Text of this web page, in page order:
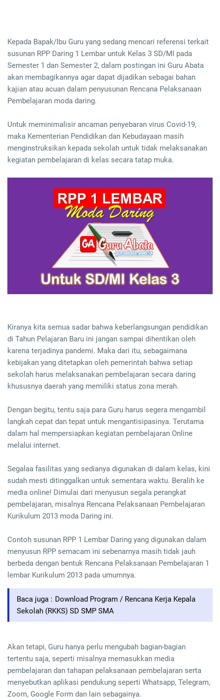
Kepada Bapak/Ibu Guru yang sedang mencari referensi terkait
susunan RPP Daring 1 Lembar untuk Kelas 3 SD/MI pada
Semester 1 dan Semester 2, dalam postingan ini Guru Abata
akan membagikannya agar dapat dijadikan sebagai bahan
kajian atau acuan dalam penyusunan Rencana Pelaksanaan
Pembelajaran moda daring.
Untuk meminimalisir ancaman penyebaran virus Covid-19,
maka Kementerian Pendidikan dan Kebudayaan masih
menginstruksikan kepada sekolah untuk tidak melaksanakan
kegiatan pembelajaran di kelas secara tatap muka.
Kiranya kita semua sadar bahwa keberlangsungan pendidikan
di Tahun Pelajaran Baru ini jangan sampai dihentikan oleh
karena terjadinya pandemi. Maka dari itu, sebagaimana
kebijakan yang ditetapkan oleh pemerintah bahwa setiap
sekolah harus melaksanakan pembelajaran secara daring
khususnya daerah yang memiliki status zona merah.
Dengan begitu, tentu saja para Guru harus segera mengambil
langkah cepat dan tepat untuk mengantisipasinya. Terutama
dalam hal mempersiapkan kegiatan pembelajaran Online
melalui internet.
Segalaa fasilitas yang sedianya digunakan di dalam kelas, kini
sudah mesti ditinggalkan untuk sementara waktu. Beralih ke
media online! Dimulai dari menyusun segala perangkat
pembelajaran, misalnya Rencana Pelaksanaan Pembelajaran
Kurikulum 2013 moda Daring ini.
Contoh susunan RPP 1 Lembar Daring yang digunakan dalam
menyusun RPP semacam ini sebenarnya masih tidak jauh
berbeda dengan bentuk Rencana Pelaksanaan Pembelajaran 1
lembar Kurikulum 2013 pada umumnya.
Baca juga : Download Program / Rencana Kerja Kepala
Sekolah (RKKS) SD SMP SMA
Akan tetapi, Guru hanya perlu mengubah bagian-bagian
tertentu saja, seperti misalnya memasukkan media
pembelajaran dan tahapan pelaksanaan pembelajaran serta
menyebutkan aplikasi pendukung seperti Whatsapp, Telegram,
Zoom, Google Form dan lain sebagainya.